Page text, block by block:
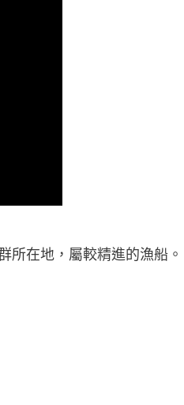
所在地，屬較精進的漁船。